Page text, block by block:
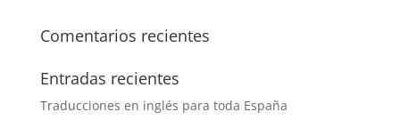
Comentarios recientes
Entradas recientes
Traducciones en inglés para toda España